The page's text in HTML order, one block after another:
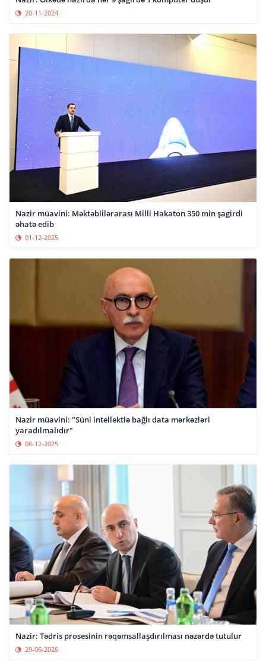
20-11-2024
Nazir müavini: Məktəblilərarası Milli Hakaton 350 min şagirdi
əhatə edib
01-12-2025
Nazir müavini: "Süni intellektlə bağlı data mərkəzləri
yaradılmalıdır"
08-12-2025
Nazir: Tədris prosesinin rəqəmsallaşdırılması nəzərdə tutulur
29-06-2026